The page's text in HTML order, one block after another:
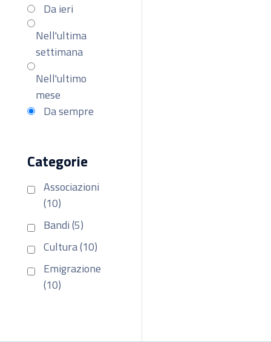
Da ieri
Nell'ultima
settimana
Nell'ultimo
mese
Da sempre
Categorie
Associazioni
(10)
Bandi (5)
Cultura (10)
Emigrazione
(10)